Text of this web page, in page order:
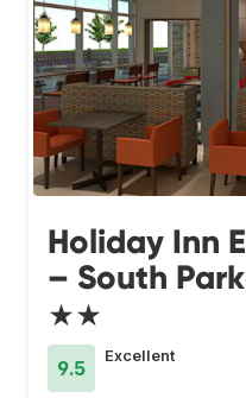
Holiday Inn
– South
★★
9.5
Excellent